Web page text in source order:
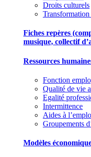
Droits culturels
Fiches repères
musique, collectif
Ressources
Fonction
Qualité de vie
Egalité
Intermittence
Aides à
Groupements
Modèles